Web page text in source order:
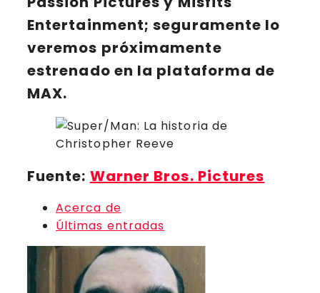
Entertainment; seguramente lo
veremos próximamente
estrenado en la plataforma de
MAX.
Fuente: Warner Bros. Pictures
Acerca de
Últimas entradas